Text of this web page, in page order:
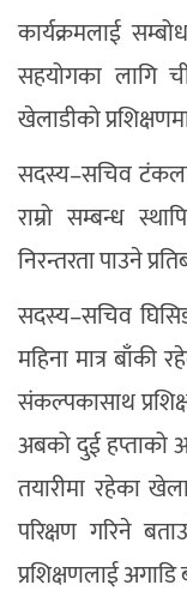
कार्यक्रमलाई
सहयोगका लागि
खेलाडीको
सदस्य–सचिव
राम्रो सम्बन्ध
निरन्तरता पाउने
सदस्य–सचिव
महिना मात्र
संकल्पकासाथ
अबको दुई हप्ताको
तयारीमा रहेका
परिक्षण गरिने
प्रशिक्षणलाई